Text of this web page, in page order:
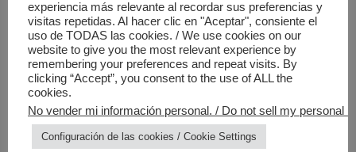
Premios Gacela de los Negocios 2015
24 noviembre 2015
experiencia más relevante al recordar sus preferencias y
visitas repetidas. Al hacer clic en "Aceptar", consiente el
uso de TODAS las cookies. / We use cookies on our
website to give you the most relevant experience by
remembering your preferences and repeat visits. By
clicking “Accept”, you consent to the use of ALL the
cookies.
No vender mi información personal. / Do not sell my personal
Configuración de las cookies / Cookie Settings